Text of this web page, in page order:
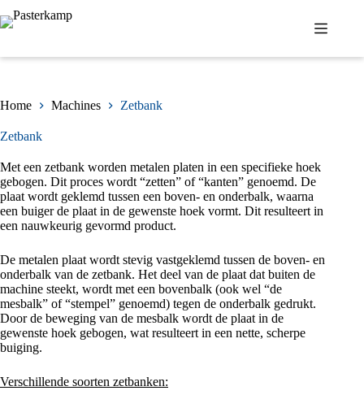
naar
Home Machines Zetbank
Zetbank
Met een zetbank worden metalen platen in een specifieke hoek
gebogen. Dit proces wordt “zetten” of “kanten” genoemd. De
plaat wordt geklemd tussen een boven- en onderbalk, waarna
een buiger de plaat in de gewenste hoek vormt. Dit resulteert in
een nauwkeurig gevormd product.
De metalen plaat wordt stevig vastgeklemd tussen de boven- en
onderbalk van de zetbank. Het deel van de plaat dat buiten de
machine steekt, wordt met een bovenbalk (ook wel “de
mesbalk” of “stempel” genoemd) tegen de onderbalk gedrukt.
Door de beweging van de mesbalk wordt de plaat in de
gewenste hoek gebogen, wat resulteert in een nette, scherpe
buiging.
Verschillende soorten zetbanken: